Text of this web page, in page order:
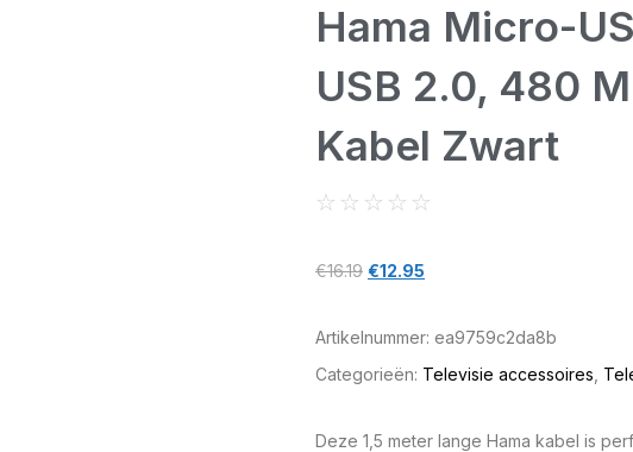
Hama Micro-
USB 2.0, 480
Kabel Zwart
☆ ☆ ☆ ☆ ☆
€16.19 €12.95
Artikelnummer: ea9759c2da8b
Categorieën: Televisie accessoires
Deze 1,5 meter lange Hama kabel is